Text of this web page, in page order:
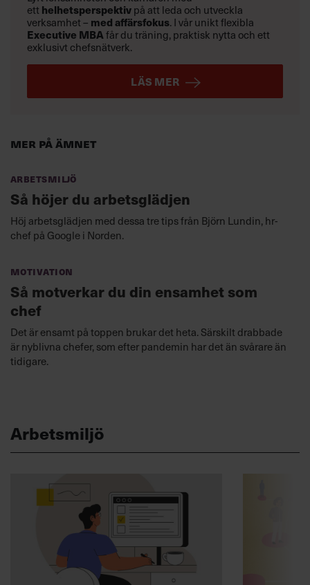
Mer på ämnet
Arbetsmiljö
Så höjer du arbetsglädjen
Höj arbetsglädjen med dessa tre tips från Björn Lundin, hr-
chef på Google i Norden.
Motivation
Så motverkar du din ensamhet som
chef
Det är ensamt på toppen brukar det heta. Särskilt drabbade
är nyblivna chefer, som efter pandemin har det än svårare än
tidigare.
ett helhetsperspektivpå att leda och utveckla
verksamhet – med affärsfokus. I vår unikt flexibla
Executive MBAfår du träning, praktisk nytta och ett
exklusivt chefsnätverk.
LÄS MER
Arbetsmiljö